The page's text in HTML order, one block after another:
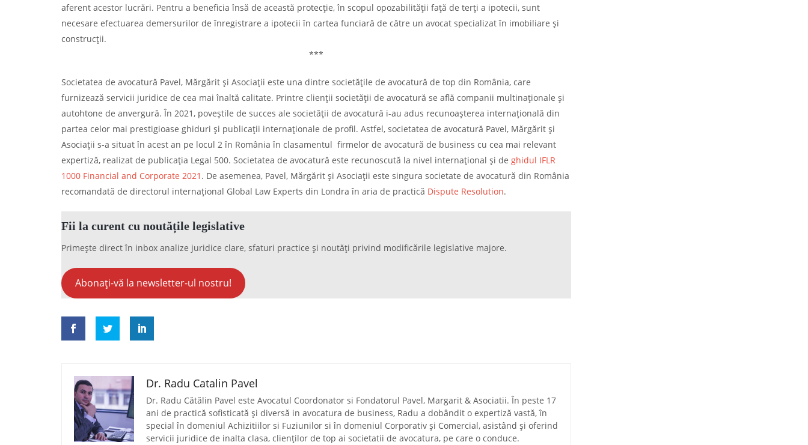
aferent acestor lucrări. Pentru a beneficia însă de această protecție, în scopul opozabilității față de terți a ipotecii, sunt
necesare efectuarea demersurilor de înregistrare a ipotecii în cartea funciară de către un avocat specializat în imobiliare și
construcții.
***
Societatea de avocatură Pavel, Mărgărit și Asociații este una dintre societățile de avocatură de top din România, care
furnizează servicii juridice de cea mai înaltă calitate. Printre clienții societății de avocatură se află companii multinaționale și
autohtone de anvergură. În 2021, poveștile de succes ale societății de avocatură i-au adus recunoașterea internațională din
partea celor mai prestigioase ghiduri și publicații internaționale de profil. Astfel, societatea de avocatură Pavel, Mărgărit și
Asociații s-a situat în acest an pe locul 2 în România în clasamentul firmelor de avocatură de business cu cea mai relevant
expertiză, realizat de publicația Legal 500. Societatea de avocatură este recunoscută la nivel internațional și de ghidul IFLR
1000 Financial and Corporate 2021 . De asemenea, Pavel, Mărgărit și Asociații este singura societate de avocatură din România
recomandată de directorul internațional Global Law Experts din Londra în aria de practică Dispute Resolution.
Fii la curent cu noutățile legislative
Primește direct în inbox analize juridice clare, sfaturi practice și noutăți privind modificările legislative majore.
Abonați-vă la newsletter-ul nostru!
Dr. Radu Catalin Pavel
Dr. Radu Cătălin Pavel este Avocatul Coordonator si Fondatorul Pavel, Margarit & Asociatii. În peste 17
ani de practică sofisticată și diversă in avocatura de business, Radu a dobândit o expertiză vastă, în
special în domeniul Achizitiilor si Fuziunilor si în domeniul Corporativ și Comercial, asistând și oferind
servicii juridice de inalta clasa, clienților de top ai societatii de avocatura, pe care o conduce.